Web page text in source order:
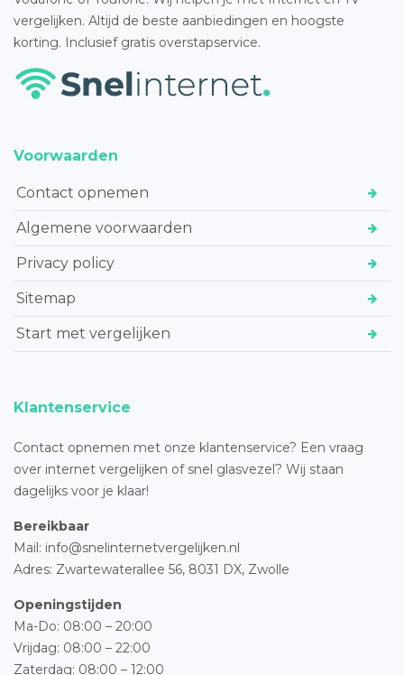
vergelijken. Altijd de beste aanbiedingen en hoogste
korting. Inclusief gratis overstapservice.
Voorwaarden
Contact opnemen
Algemene voorwaarden
Privacy policy
Sitemap
Start met vergelijken
Klantenservice
Contact opnemen met onze klantenservice? Een vraag
over internet vergelijken of snel glasvezel? Wij staan
dagelijks voor je klaar!
Bereikbaar
Mail: info@snelinternetvergelijken.nl
Adres: Zwartewaterallee 56, 8031 DX, Zwolle
Openingstijden
Ma-Do: 08:00 – 20:00
Vrijdag: 08:00 – 22:00
Zaterdag: 08:00 – 12:00